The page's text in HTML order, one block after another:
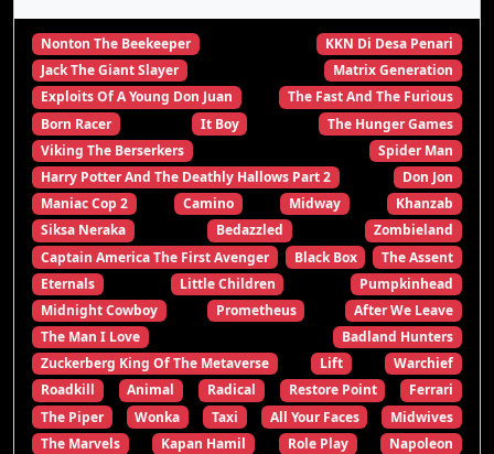
Nonton The Beekeeper
KKN Di Desa Penari
Jack The Giant Slayer
Matrix Generation
Exploits Of A Young Don Juan
The Fast And The Furious
Born Racer
It Boy
The Hunger Games
Viking The Berserkers
Spider Man
Harry Potter And The Deathly Hallows Part 2
Don Jon
Maniac Cop 2
Camino Midway
Khanzab
Siksa Neraka
Bedazzled
Zombieland
Captain America The First Avenger
Black Box
The Assent
Eternals
Little Children
Pumpkinhead
Midnight Cowboy
Prometheus
After We Leave
The Man I Love
Badland Hunters
Zuckerberg King Of The Metaverse
Lift
Warchief
Roadkill
Animal Radical Restore Point
Ferrari
The Piper
Wonka Taxi All Your Faces
Midwives
The Marvels
Kapan Hamil Role Play
Napoleon